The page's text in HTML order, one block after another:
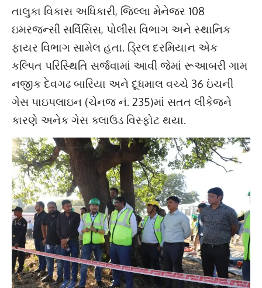
તાલુકા વિકાસ અધિકારી, જિલ્લા મેનેજર 108
ઇમરજન્સી સર્વિસિસ, પોલીસ વિભાગ અને સ્થાનિક
ફાયર વિભાગ સામેલ હતા. ડ્રિલ દરમિયાન એક
કલ્પિત પરિસ્થિતિ સર્જવામાં આવી જેમાં રૂઆબરી ગામ
નજીક દેવગઢ બારિયા અને દૂધમાલ વચ્ચે 36 ઇંચની
ગેસ પાઇપલાઇન (ચેનજ નં. 235)માં સતત લીકેજને
કારણે અનેક ગેસ ક્લાઉડ વિસ્ફોટ થયા.